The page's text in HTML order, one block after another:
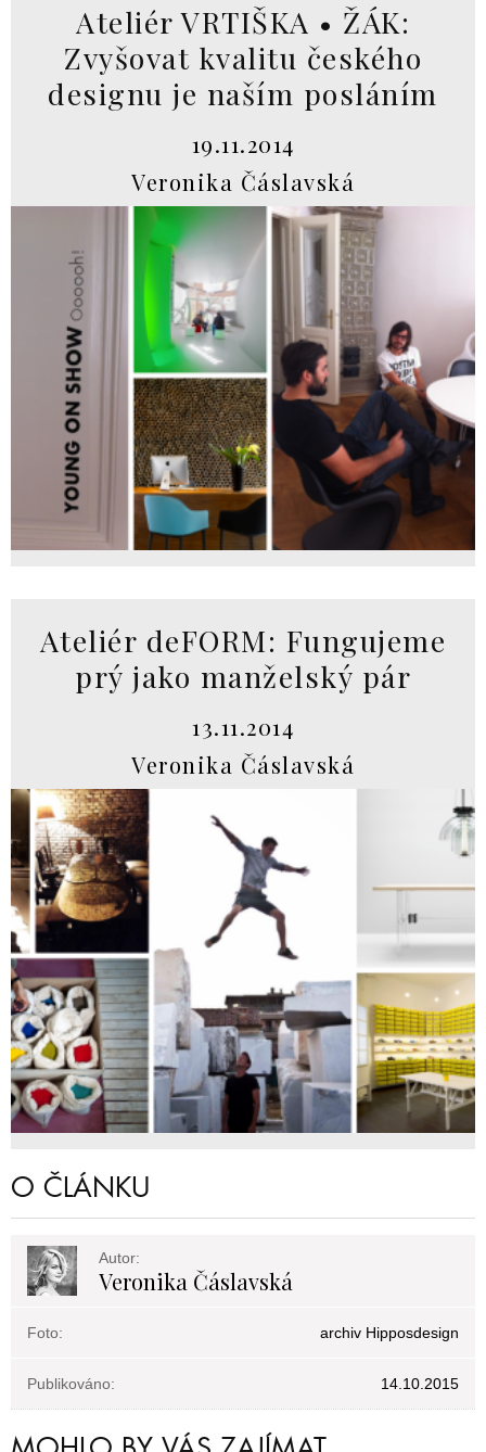
Ateliér VRTIŠKA • ŽÁK:
Zvyšovat kvalitu českého
designu je naším posláním
19.11.2014
Veronika Čáslavská
Ateliér deFORM: Fungujeme
prý jako manželský pár
13.11.2014
Veronika Čáslavská
O ČLÁNKU
Autor:
Veronika Čáslavská
Foto: archiv Hipposdesign
Publikováno: 14.10.2015